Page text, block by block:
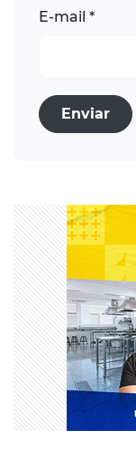
E-mail *
Enviar